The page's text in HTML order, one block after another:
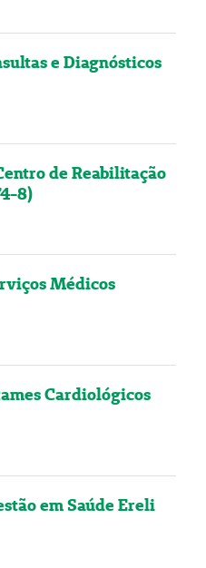
e Diagnósticos
de Reabilitação
8)
Médicos
Cardiológicos
em Saúde Ereli